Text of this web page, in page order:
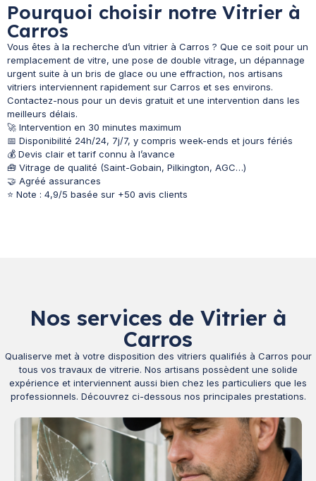
Pourquoi choisir notre Vitrier à
Carros
Vous êtes à la recherche d’un vitrier à Carros ? Que ce soit pour un
remplacement de vitre, une pose de double vitrage, un dépannage
urgent suite à un bris de glace ou une effraction, nos artisans
vitriers interviennent rapidement sur Carros et ses environs.
Contactez-nous pour un devis gratuit et une intervention dans les
meilleurs délais.
🚀 Intervention en 30 minutes maximum
📅 Disponibilité 24h/24, 7j/7, y compris week-ends et jours fériés
💰 Devis clair et tarif connu à l’avance
🧰 Vitrage de qualité (Saint-Gobain, Pilkington, AGC…)
🤝 Agréé assurances
⭐ Note : 4,9/5 basée sur +50 avis clients
Nos services de Vitrier à
Carros
Qualiserve met à votre disposition des vitriers qualifiés à Carros pour
tous vos travaux de vitrerie. Nos artisans possèdent une solide
expérience et interviennent aussi bien chez les particuliers que les
professionnels. Découvrez ci-dessous nos principales prestations.